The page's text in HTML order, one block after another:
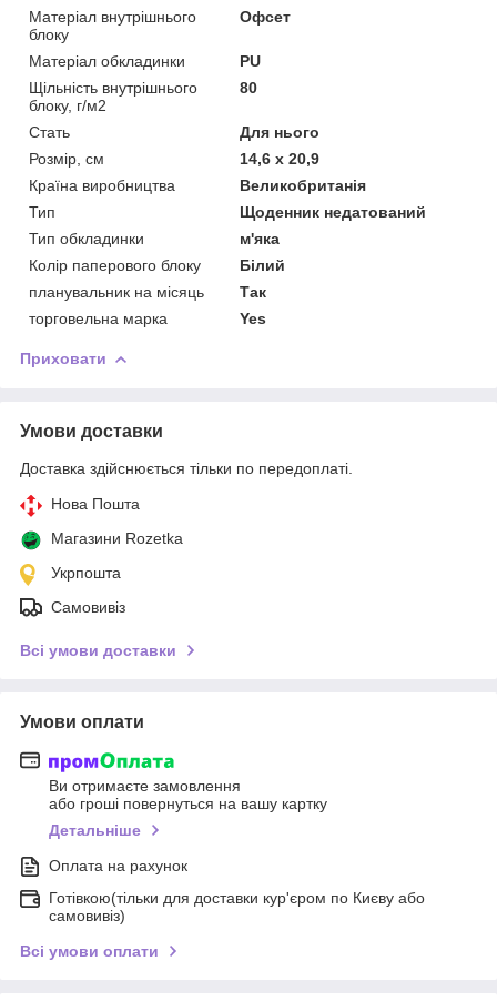
Матеріал внутрішнього
блоку
Офсет
Матеріал обкладинки
PU
Щільність внутрішнього
блоку, г/м2
80
Стать
Для нього
Розмір, см
14,6 х 20,9
Країна виробництва
Великобританія
Тип
Щоденник недатований
Тип обкладинки
м'яка
Колір паперового блоку
Білий
планувальник на місяць
Так
торговельна марка
Yes
Приховати
Умови доставки
Доставка здійснюється тільки по передоплаті.
Нова Пошта
Магазини Rozetka
Укрпошта
Самовивіз
Всі умови доставки
Умови оплати
Ви отримаєте замовлення
або гроші повернуться на вашу картку
Детальніше
Оплата на рахунок
Готівкою(тільки для доставки кур'єром по Києву або
самовивіз)
Всі умови оплати